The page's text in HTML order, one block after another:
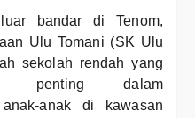
bandar di Tenom,
Ulu Tomani (SK Ulu
sekolah rendah yang
penting dalam
anak di kawasan